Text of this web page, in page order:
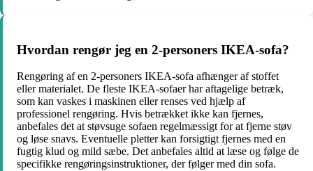
Hvordan rengør jeg en 2-personers IKEA-sofa?
Rengøring af en 2-personers IKEA-sofa afhænger af stoffet
eller materialet. De fleste IKEA-sofaer har aftagelige betræk,
som kan vaskes i maskinen eller renses ved hjælp af
professionel rengøring. Hvis betrækket ikke kan fjernes,
anbefales det at støvsuge sofaen regelmæssigt for at fjerne støv
og løse snavs. Eventuelle pletter kan forsigtigt fjernes med en
fugtig klud og mild sæbe. Det anbefales altid at læse og følge de
specifikke rengøringsinstruktioner, der følger med din sofa.